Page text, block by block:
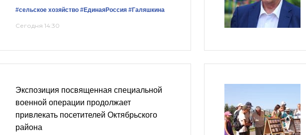
#сельское хозяйство #ЕдинаяРоссия #Галяшкина
Сегодня 14:30
Экспозиция посвященная специальной
военной операции продолжает
привлекать посетителей Октябрьского
района